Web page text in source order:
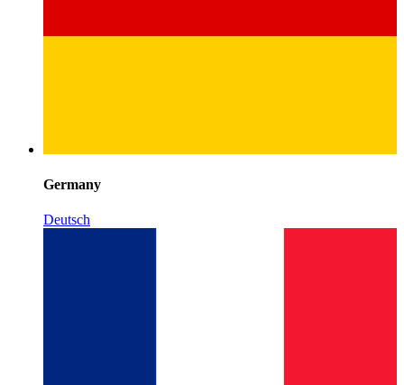
Germany
Deutsch